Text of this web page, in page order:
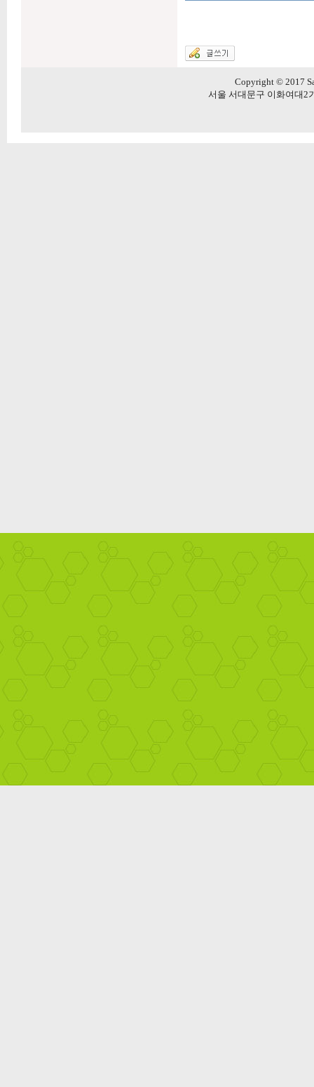
Copyright © 2017
서울 서대문구 이화여대2